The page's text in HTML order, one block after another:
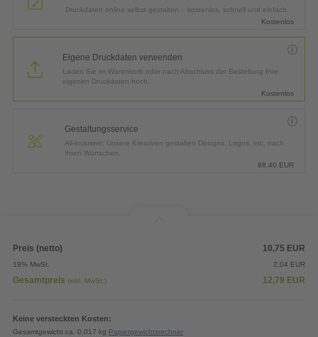
Druckdaten online selbst gestalten – kostenlos, schnell und einfach.
Kostenlos
Eigene Druckdaten verwenden
Laden Sie im Warenkorb oder nach Abschluss der Bestellung Ihre
eigenen Druckdaten hoch.
Kostenlos
Gestaltungsservice
All-inclusive: Unsere Kreativen gestalten Designs, Logos, etc. nach
Ihren Wünschen.
88,40 EUR
Preis (netto) 10,75 EUR
19% MwSt. 2,04 EUR
Gesamtpreis (inkl. MwSt.) 12,79 EUR
Keine versteckten Kosten:
Gesamtgewicht ca. 0,017 kg Papiergewichtsrechner